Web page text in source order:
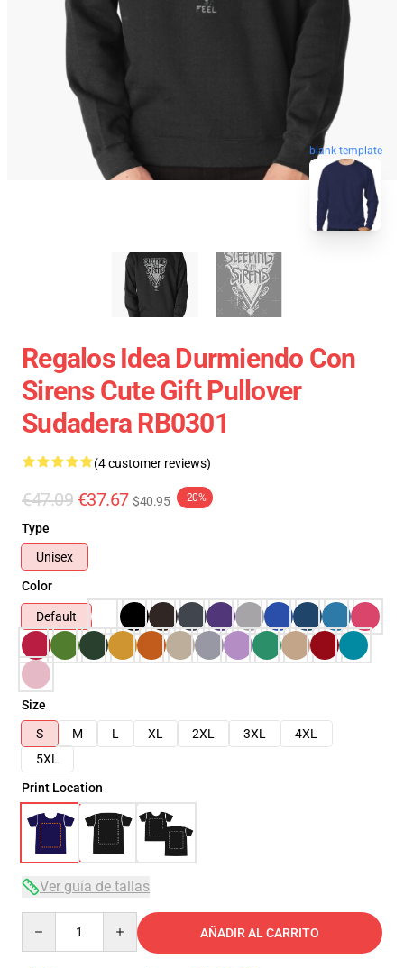
blank template
Regalos Idea Durmiendo Con
Sirens Cute Gift Pullover
Sudadera RB0301
(4 customer reviews)
€47.09 €37.67 $40.95 -20%
Type
Unisex
Color
Default
Size
S
M L XL 2XL 3XL
4XL
5XL
Print Location
Ver guía de tallas
AÑADIR AL CARRITO